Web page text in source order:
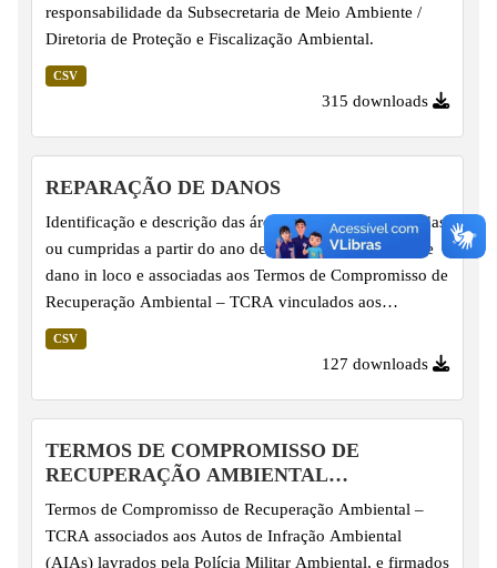
responsabilidade da Subsecretaria de Meio Ambiente /
Diretoria de Proteção e Fiscalização Ambiental.
CSV
315 downloads
REPARAÇÃO DE DANOS
Identificação e descrição das áreas com medidas firmadas
ou cumpridas a partir do ano de 2019 para reparação de
dano in loco e associadas aos Termos de Compromisso de
Recuperação Ambiental – TCRA vinculados aos
processos de Autos de Infração Ambiental lavrados pela
Polícia Militar Ambiental, que envolvem o plantio ou a
CSV
127 downloads
TERMOS DE COMPROMISSO DE
RECUPERAÇÃO AMBIENTAL
VINCULADOS A AIAS
Termos de Compromisso de Recuperação Ambiental –
TCRA associados aos Autos de Infração Ambiental
(AIAs) lavrados pela Polícia Militar Ambiental, e firmados